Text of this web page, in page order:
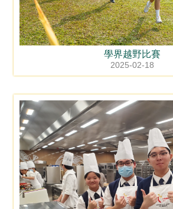
學界越野比賽
2025-02-18